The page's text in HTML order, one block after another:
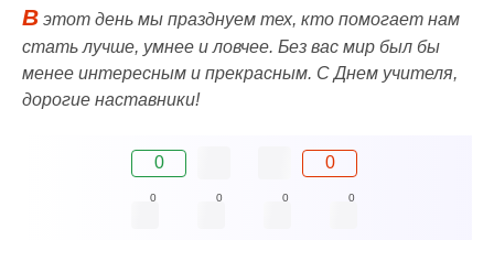
В этот день мы празднуем тех, кто помогает нам
стать лучше, умнее и ловчее. Без вас мир был бы
менее интересным и прекрасным. С Днем учителя,
дорогие наставники!
0 0
0 0 0 0